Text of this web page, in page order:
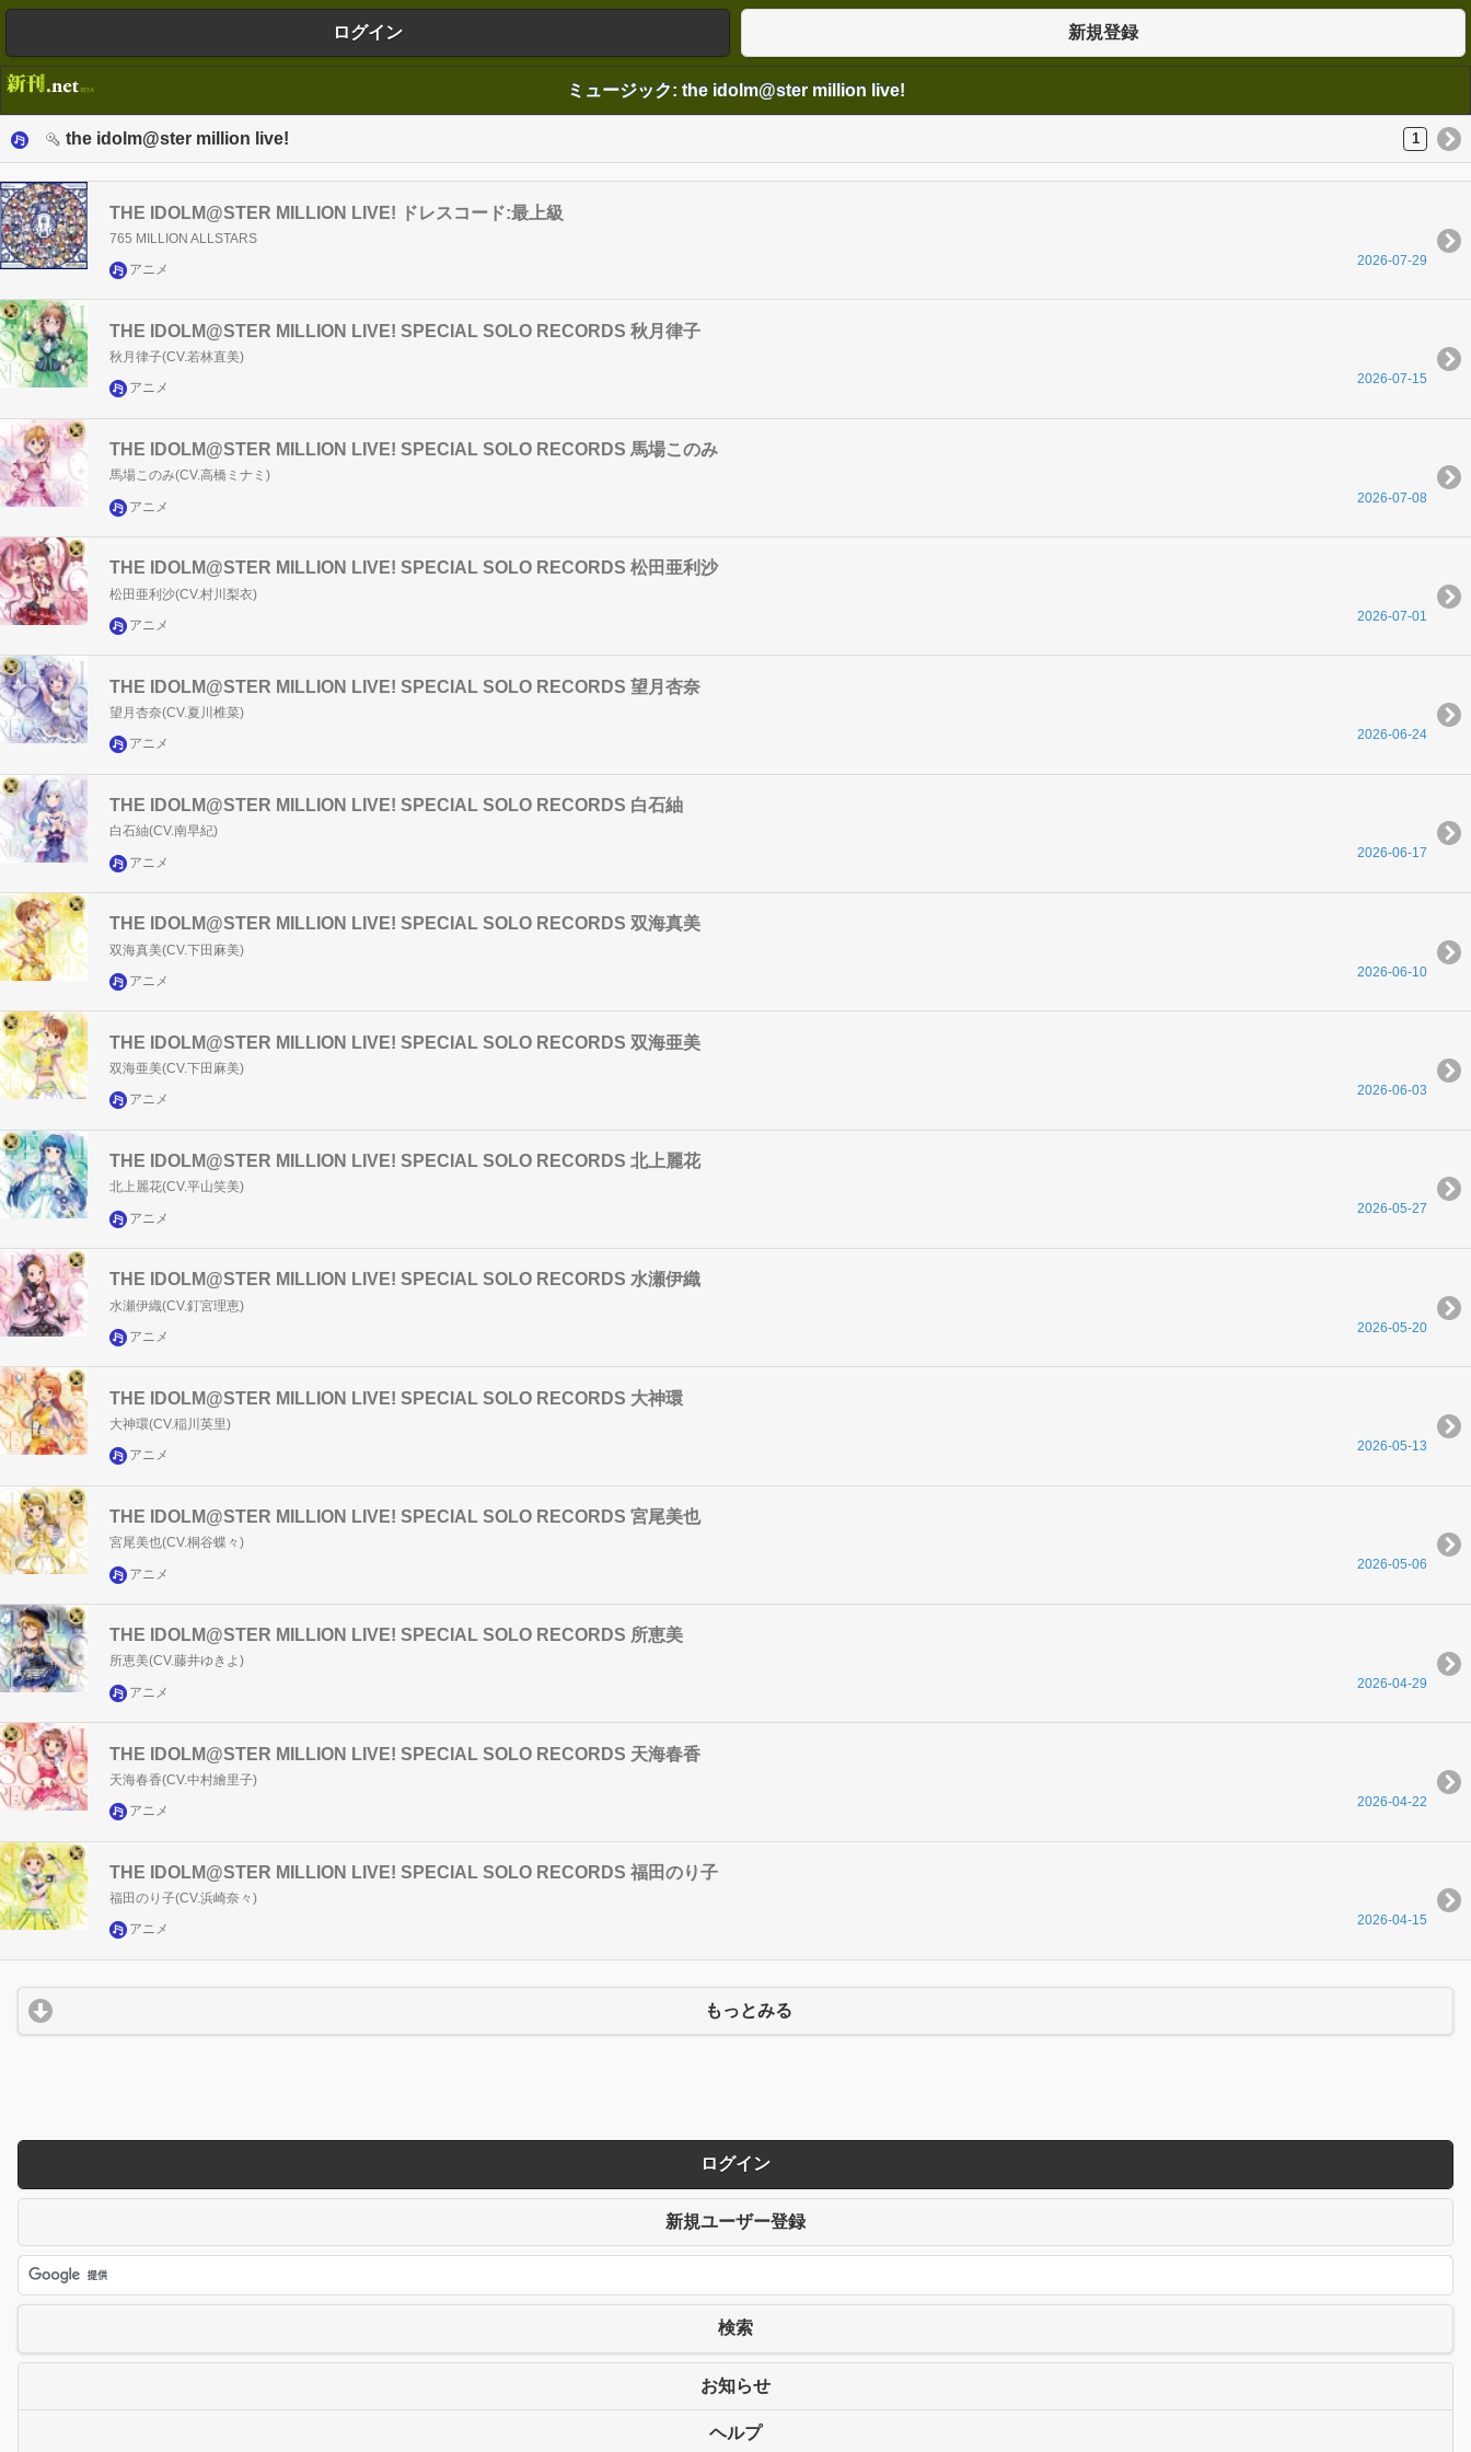
ログイン 新規登録
ミュージック: the idolm@ster million live!
the idolm@ster million live! 1
THE IDOLM@STER MILLION LIVE! ドレスコード:最上級
765 MILLION ALLSTARS
アニメ
2026-07-29
THE IDOLM@STER MILLION LIVE! SPECIAL SOLO RECORDS 秋月律子
秋月律子(CV.若林直美)
アニメ
2026-07-15
THE IDOLM@STER MILLION LIVE! SPECIAL SOLO RECORDS 馬場このみ
馬場このみ(CV.高橋ミナミ)
アニメ
2026-07-08
THE IDOLM@STER MILLION LIVE! SPECIAL SOLO RECORDS 松田亜利沙
松田亜利沙(CV.村川梨衣)
アニメ
2026-07-01
THE IDOLM@STER MILLION LIVE! SPECIAL SOLO RECORDS 望月杏奈
望月杏奈(CV.夏川椎菜)
アニメ
2026-06-24
THE IDOLM@STER MILLION LIVE! SPECIAL SOLO RECORDS 白石紬
白石紬(CV.南早紀)
アニメ
2026-06-17
THE IDOLM@STER MILLION LIVE! SPECIAL SOLO RECORDS 双海真美
双海真美(CV.下田麻美)
アニメ
2026-06-10
THE IDOLM@STER MILLION LIVE! SPECIAL SOLO RECORDS 双海亜美
双海亜美(CV.下田麻美)
アニメ
2026-06-03
THE IDOLM@STER MILLION LIVE! SPECIAL SOLO RECORDS 北上麗花
北上麗花(CV.平山笑美)
アニメ
2026-05-27
THE IDOLM@STER MILLION LIVE! SPECIAL SOLO RECORDS 水瀬伊織
水瀬伊織(CV.釘宮理恵)
アニメ
2026-05-20
THE IDOLM@STER MILLION LIVE! SPECIAL SOLO RECORDS 大神環
大神環(CV.稲川英里)
アニメ
2026-05-13
THE IDOLM@STER MILLION LIVE! SPECIAL SOLO RECORDS 宮尾美也
宮尾美也(CV.桐谷蝶々)
アニメ
2026-05-06
THE IDOLM@STER MILLION LIVE! SPECIAL SOLO RECORDS 所恵美
所恵美(CV.藤井ゆきよ)
アニメ
2026-04-29
THE IDOLM@STER MILLION LIVE! SPECIAL SOLO RECORDS 天海春香
天海春香(CV.中村繪里子)
アニメ
2026-04-22
THE IDOLM@STER MILLION LIVE! SPECIAL SOLO RECORDS 福田のり子
福田のり子(CV.浜崎奈々)
アニメ
2026-04-15
もっとみる
ログイン
新規ユーザー登録
検索
お知らせ
ヘルプ